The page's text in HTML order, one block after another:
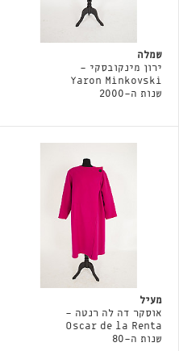
שמלה
ירון מינקובסקי -
Yaron Minkovski
שנות ה-2000
מעיל
אוסקר דה לה רנטה -
Oscar de la Renta
שנות ה-80